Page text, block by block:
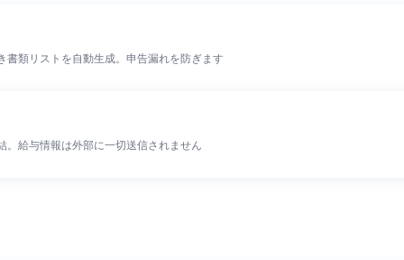
書類リストを自動生成。申告漏れを防ぎます
。給与情報は外部に一切送信されません